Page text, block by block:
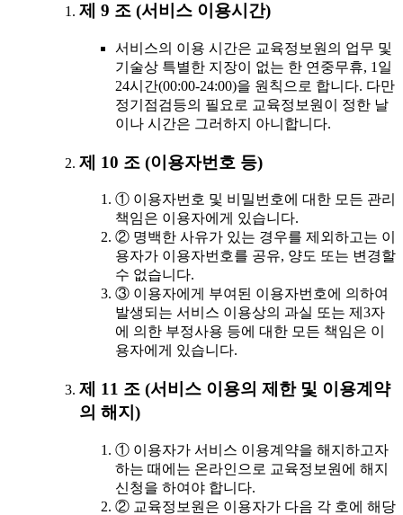
제 9 조 (서비스 이용시간)
서비스의 이용 시간은 교육정보원의 업무 및
기술상 특별한 지장이 없는 한 연중무휴, 1일
24시간(00:00-24:00)을 원칙으로 합니다. 다만
정기점검등의 필요로 교육정보원이 정한 날
이나 시간은 그러하지 아니합니다.
제 10 조 (이용자번호 등)
① 이용자번호 및 비밀번호에 대한 모든 관리
책임은 이용자에게 있습니다.
② 명백한 사유가 있는 경우를 제외하고는 이
용자가 이용자번호를 공유, 양도 또는 변경할
수 없습니다.
③ 이용자에게 부여된 이용자번호에 의하여
발생되는 서비스 이용상의 과실 또는 제3자
에 의한 부정사용 등에 대한 모든 책임은 이
용자에게 있습니다.
제 11 조 (서비스 이용의 제한 및 이용계약
의 해지)
① 이용자가 서비스 이용계약을 해지하고자
하는 때에는 온라인으로 교육정보원에 해지
신청을 하여야 합니다.
② 교육정보원은 이용자가 다음 각 호에 해당